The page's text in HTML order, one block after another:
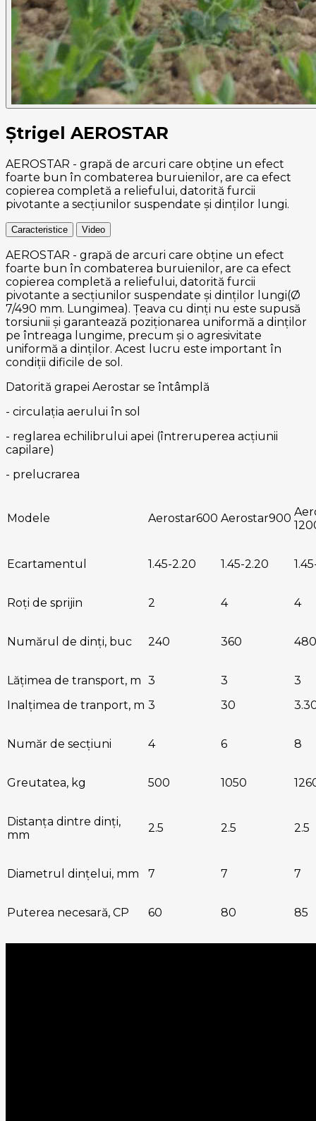
Ștrigel AEROSTAR
AEROSTAR - grapă de arcuri care obține un efect
foarte bun în combaterea buruienilor, are ca efect
copierea completă a reliefului, datorită furcii
pivotante a secțiunilor suspendate și dinților lungi.
Caracteristice Video
AEROSTAR - grapă de arcuri care obține un efect
foarte bun în combaterea buruienilor, are ca efect
copierea completă a reliefului, datorită furcii
pivotante a secțiunilor suspendate și dinților lungi(Ø
7/490 mm. Lungimea). Țeava cu dinți nu este supusă
torsiunii și garantează poziționarea uniformă a dinților
pe întreaga lungime, precum și o agresivitate
uniformă a dinților. Acest lucru este important în
condiții dificile de sol.
Datorită grapei Aerostar se întâmplă
- circulația aerului în sol
- reglarea echilibrului apei (întreruperea acțiunii
capilare)
- prelucrarea
Modele Aerostar600 Aerostar900
Ecartamentul 1.45-2.20 1.45-2.20
Roți de sprijin 2 4 4
Numărul de dinți, buc 240 360 480
Lățimea de transport, m
Inalțimea de tranport, m
3
3
3
30
3
Număr de secțiuni 4 6 8
Greutatea, kg 500 1050
Distanța dintre dinți,
mm
2.5 2.5 2.5
Diametrul dințelui, mm 7 7 7
Puterea necesară, CP 60 80 85